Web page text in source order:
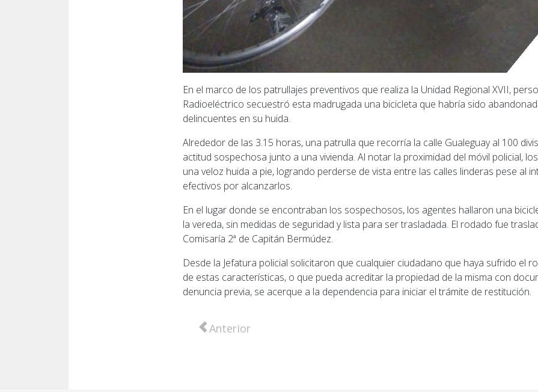
En el marco de los patrullajes preventivos que realiza la Unidad Regional XVII,
Radioeléctrico secuestró esta madrugada una bicicleta que habría sido
delincuentes en su huida.
Alrededor de las 3.15 horas, una patrulla que recorría la calle Gualeguay al 100
actitud sospechosa junto a una vivienda. Al notar la proximidad del móvil policial,
una veloz huida a pie, logrando perderse de vista entre las calles linderas pese al
efectivos por alcanzarlos.
En el lugar donde se encontraban los sospechosos, los agentes hallaron una
la vereda, sin medidas de seguridad y lista para ser trasladada. El rodado fue
Comisaría 2ª de Capitán Bermúdez.
Desde la Jefatura policial solicitaron que cualquier ciudadano que haya sufrido el
de estas características, o que pueda acreditar la propiedad de la misma con
denuncia previa, se acerque a la dependencia para iniciar el trámite de restitución.
Artículo anterior: Caos en el Cordón Industrial: El debut del sistema
Anterior